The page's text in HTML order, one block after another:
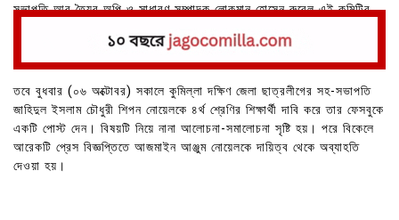
সভাপতি আবু তৈয়ব অপি ও সাধারণ সম্পাদক লোকমান হোসেন রুবেল এই কমিটির
তবে বুধবার (০৬ অক্টোবর) সকালে কুমিল্লা দক্ষিণ জেলা ছাত্রলীগের সহ-সভাপতি
জাহিদুল ইসলাম চৌধুরী শিপন নোয়েলকে ৪র্থ শ্রেণির শিক্ষার্থী দাবি করে তার ফেসবুকে
একটি পোস্ট দেন। বিষয়টি নিয়ে নানা আলোচনা-সমালোচনা সৃষ্টি হয়। পরে বিকেলে
আরেকটি প্রেস বিজ্ঞপ্তিতে আজমাইন আঞ্জুম নোয়েলকে দায়িত্ব থেকে অব্যাহতি
দেওয়া হয়।